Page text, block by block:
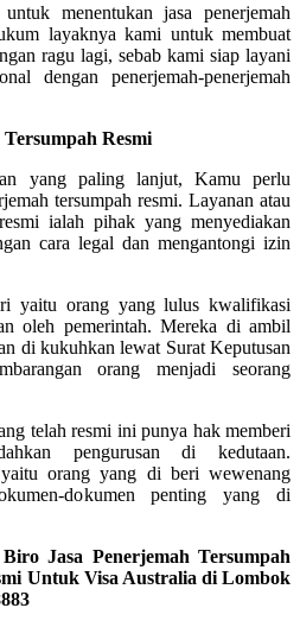
menentukan jasa penerjemah
layaknya kami untuk membuat
ragu lagi, sebab kami siap layani
dengan penerjemah-penerjemah
Resmi
yang paling lanjut, Kamu perlu
tersumpah resmi. Layanan atau
ialah pihak yang menyediakan
cara legal dan mengantongi izin
yaitu orang yang lulus kwalifikasi
oleh pemerintah. Mereka di ambil
di kukuhkan lewat Surat Keputusan
orang menjadi seorang
telah resmi ini punya hak memberi
pengurusan di kedutaan.
orang yang di beri wewenang
dokumen penting yang di
Jasa Penerjemah Tersumpah
Untuk Visa Australia di Lombok